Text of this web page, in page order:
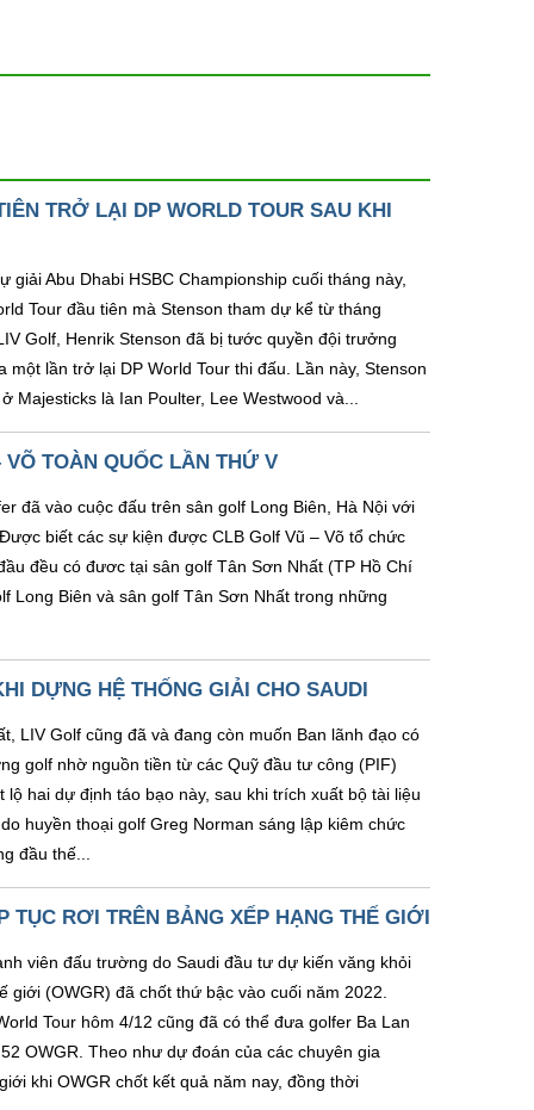
TRỞ LẠI DP WORLD TOUR SAU KHI
Abu Dhabi HSBC Championship cuối tháng này,
Tour đầu tiên mà Stenson tham dự kể từ tháng
Golf, Henrik Stenson đã bị tước quyền đội trưởng
lần trở lại DP World Tour thi đấu. Lần này, Stenson
Majesticks là Ian Poulter, Lee Westwood và...
TOÀN QUỐC LẦN THỨ V
đã vào cuộc đấu trên sân golf Long Biên, Hà Nội với
biết các sự kiện được CLB Golf Vũ – Võ tổ chức
đều có đươc tại sân golf Tân Sơn Nhất (TP Hồ Chí
Long Biên và sân golf Tân Sơn Nhất trong những
DỰNG HỆ THỐNG GIẢI CHO SAUDI
LIV Golf cũng đã và đang còn muốn Ban lãnh đạo có
golf nhờ nguồn tiền từ các Quỹ đầu tư công (PIF)
lộ hai dự định táo bạo này, sau khi trích xuất bộ tài liệu
huyền thoại golf Greg Norman sáng lập kiêm chức
đầu thế...
TỤC RƠI TRÊN BẢNG XẾP HẠNG THẾ GIỚI
viên đấu trường do Saudi đầu tư dự kiến văng khỏi
giới (OWGR) đã chốt thứ bậc vào cuối năm 2022.
Tour hôm 4/12 cũng đã có thể đưa golfer Ba Lan
OWGR. Theo như dự đoán của các chuyên gia
khi OWGR chốt kết quả năm nay, đồng thời